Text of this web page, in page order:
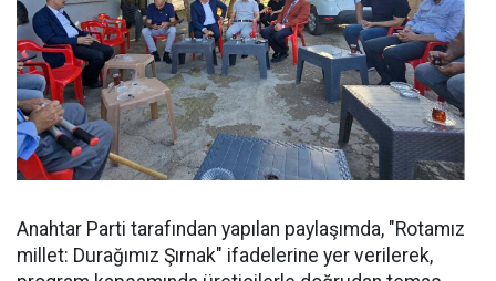
Anahtar Parti tarafından yapılan paylaşımda, "Rotamız
millet: Durağımız Şırnak" ifadelerine yer verilerek,